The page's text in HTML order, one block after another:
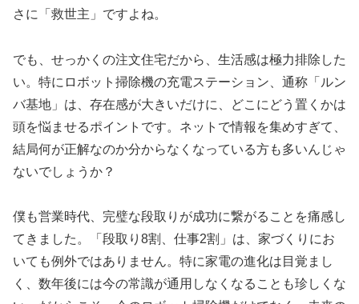
さに「救世主」ですよね。
でも、せっかくの注文住宅だから、生活感は極力排除した
い。特にロボット掃除機の充電ステーション、通称「ルン
バ基地」は、存在感が大きいだけに、どこにどう置くかは
頭を悩ませるポイントです。ネットで情報を集めすぎて、
結局何が正解なのか分からなくなっている方も多いんじゃ
ないでしょうか？
僕も営業時代、完璧な段取りが成功に繋がることを痛感し
てきました。「段取り8割、仕事2割」は、家づくりにお
いても例外ではありません。特に家電の進化は目覚まし
く、数年後には今の常識が通用しなくなることも珍しくな